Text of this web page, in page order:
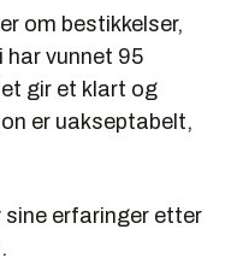
om bestikkelser,
har vunnet 95
gir et klart og
er uakseptabelt,
sine erfaringer etter